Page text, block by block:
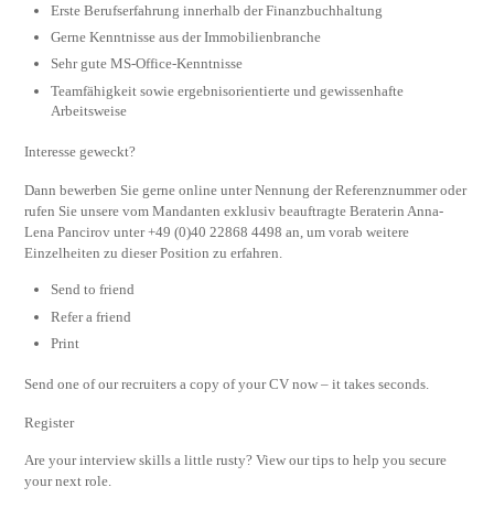
Erste Berufserfahrung innerhalb der Finanzbuchhaltung
Gerne Kenntnisse aus der Immobilienbranche
Sehr gute MS-Office-Kenntnisse
Teamfähigkeit sowie ergebnisorientierte und gewissenhafte
Arbeitsweise
Interesse geweckt?
Dann bewerben Sie gerne online unter Nennung der Referenznummer oder
rufen Sie unsere vom Mandanten exklusiv beauftragte Beraterin Anna-
Lena Pancirov unter +49 (0)40 22868 4498 an, um vorab weitere
Einzelheiten zu dieser Position zu erfahren.
Send to friend
Refer a friend
Print
Send one of our recruiters a copy of your CV now – it takes seconds.
Register
Are your interview skills a little rusty? View our tips to help you secure
your next role.